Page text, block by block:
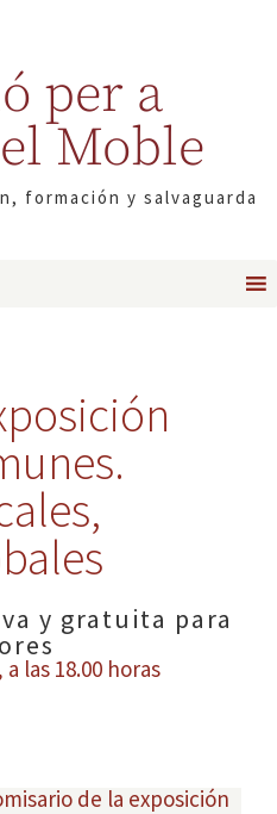
per a
Moble
formación y salvaguarda
y gratuita para
las 18.00 horas
de la exposición